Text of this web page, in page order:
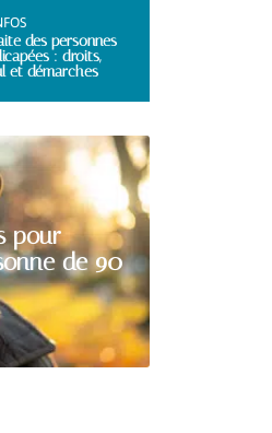
des personnes
: droits,
et démarches
pour
de 90